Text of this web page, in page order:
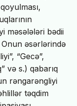
məsələləri bədii
əsərlərində
“Gecə”,
və s.) qabarıq
rəngarəngliyi
təqdim